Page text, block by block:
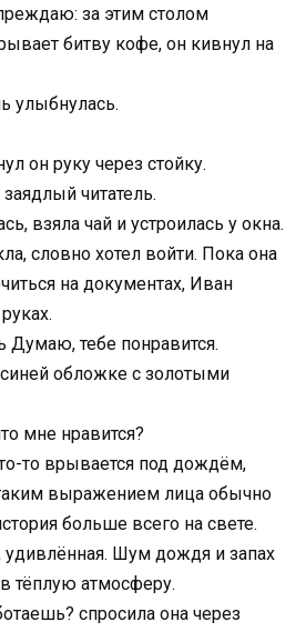
за этим столом
битву кофе, он кивнул на
улыбнулась.
он руку через стойку.
читатель.
взяла чай и устроилась у окна.
словно хотел войти. Пока она
на документах, Иван
тебе понравится.
обложке с золотыми
мне нравится?
то врывается под дождём,
выражением лица обычно
больше всего на свете.
удивлённая. Шум дождя и запах
тёплую атмосферу.
спросила она через